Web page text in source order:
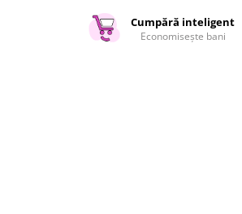
Cumpără inteligent
Economisește bani